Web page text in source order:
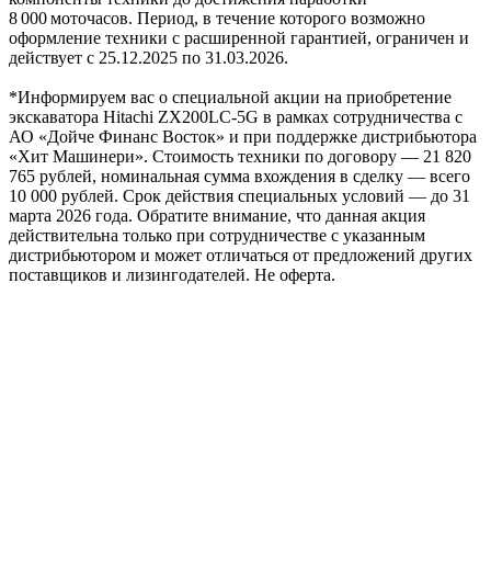
8 000 моточасов. Период, в течение которого возможно
оформление техники с расширенной гарантией, ограничен и
действует с 25.12.2025 по 31.03.2026.
*Информируем вас о специальной акции на приобретение
экскаватора Hitachi ZX200LC-5G в рамках сотрудничества с
АО «Дойче Финанс Восток» и при поддержке дистрибьютора
«Хит Машинери». Стоимость техники по договору — 21 820
765 рублей, номинальная сумма вхождения в сделку — всего
10 000 рублей. Срок действия специальных условий — до 31
марта 2026 года. Обратите внимание, что данная акция
действительна только при сотрудничестве с указанным
дистрибьютором и может отличаться от предложений других
поставщиков и лизингодателей. Не оферта.